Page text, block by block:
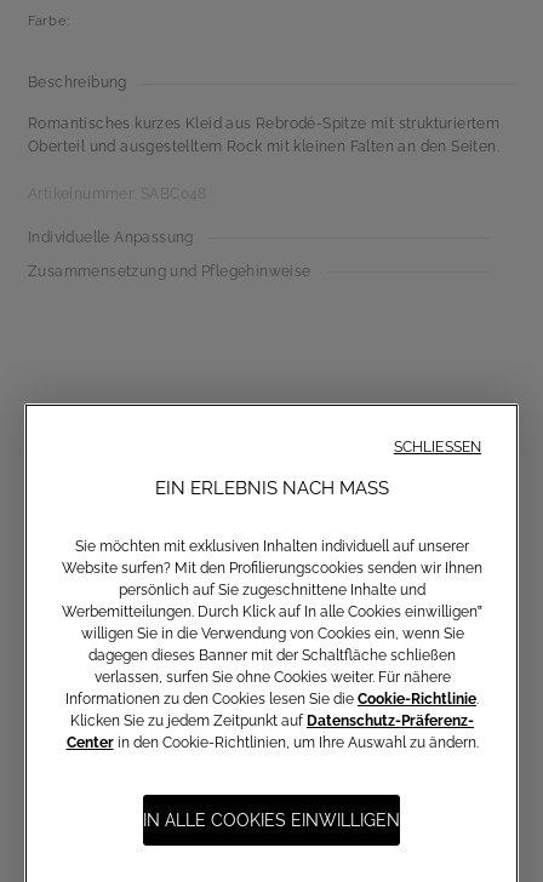
Farbe:
Beschreibung
Romantisches kurzes Kleid aus Rebrodé-Spitze mit strukturiertem
Oberteil und ausgestelltem Rock mit kleinen Falten an den Seiten.
Artikelnummer: SABC048
Individuelle Anpassung
Zusammensetzung und Pflegehinweise
E-Mail-Adresse
KOSTENLOSER VERSAND AB 250 €
EIN ERLEBNIS NACH MASS
Sie möchten mit exklusiven Inhalten individuell auf unserer
Website surfen? Mit den Profilierungscookies senden wir Ihnen
persönlich auf Sie zugeschnittene Inhalte und
Werbemitteilungen. Durch Klick auf In alle Cookies einwilligen‟
willigen Sie in die Verwendung von Cookies ein, wenn Sie
dagegen dieses Banner mit der Schaltfläche schließen
verlassen, surfen Sie ohne Cookies weiter. Für nähere
Informationen zu den Cookies lesen Sie die Cookie-Richtlinie.
Klicken Sie zu jedem Zeitpunkt auf Datenschutz-Präferenz-
Centerin den Cookie-Richtlinien, um Ihre Auswahl zu ändern.
IN ALLE COOKIES EINWILLIGEN
SCHLIESSEN